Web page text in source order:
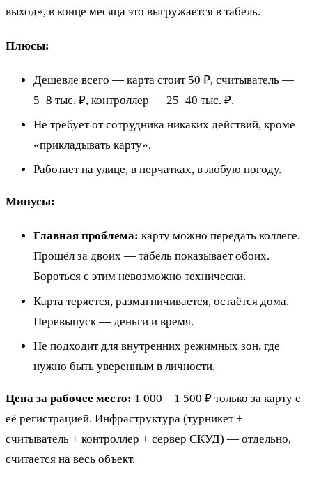
выход», в конце месяца это выгружается в табель.
Плюсы:
Дешевле всего — карта стоит 50 ₽, считыватель —
5–8 тыс. ₽, контроллер — 25–40 тыс. ₽.
Не требует от сотрудника никаких действий, кроме
«прикладывать карту».
Работает на улице, в перчатках, в любую погоду.
Минусы:
Главная проблема: карту можно передать коллеге.
Прошёл за двоих — табель показывает обоих.
Бороться с этим невозможно технически.
Карта теряется, размагничивается, остаётся дома.
Перевыпуск — деньги и время.
Не подходит для внутренних режимных зон, где
нужно быть уверенным в личности.
Цена за рабочее место: 1 000 – 1 500 ₽ только за карту с
её регистрацией. Инфраструктура (турникет +
считыватель + контроллер + сервер СКУД) — отдельно,
считается на весь объект.